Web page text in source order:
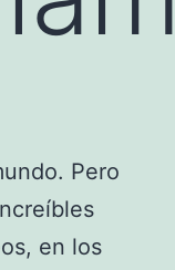
Pero
en los